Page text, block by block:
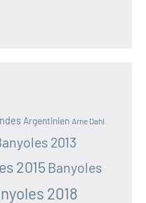
Argentinien Arne Dahl
2013
2015 Banyoles
2018